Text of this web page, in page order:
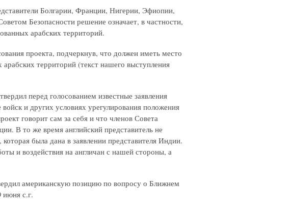
Болгарии, Франции, Нигерии, Эфиопии,
Безопасности решение означает, в частности,
арабских территорий.
проекта, подчеркнув, что должен иметь место
территорий (текст нашего выступления
перед голосованием известные заявления
и других условиях урегулирования положения
говорит сам за себя и что членов Совета
В то же время английский представитель не
была дана в заявлении представителя Индии.
и воздействия на англичан с нашей стороны, а
американскую позицию по вопросу о Ближнем
июня с.г.